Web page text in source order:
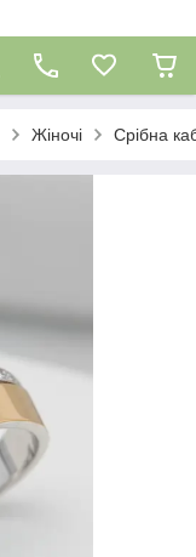
Жіночі Срібна